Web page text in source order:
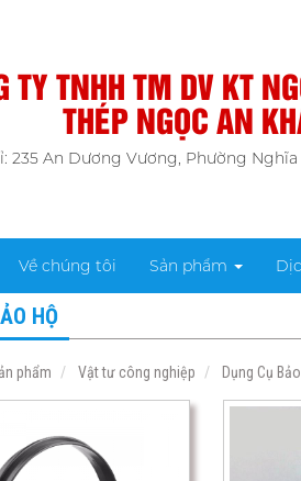
TY TNHH TM DV KT
THÉP NGỌC AN
235 An Dương Vương, Phường Nghĩa
Về chúng tôi Sản phẩm
HỘ
phẩm Vật tư công nghiệp Dụng Cụ